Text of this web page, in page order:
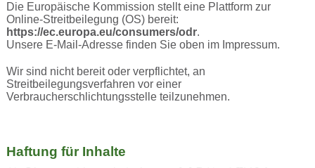
Die Europäische Kommission stellt eine Plattform zur
Online-Streitbeilegung (OS) bereit:
https://ec.europa.eu/consumers/odr.
Unsere E-Mail-Adresse finden Sie oben im Impressum.
Wir sind nicht bereit oder verpflichtet, an
Streitbeilegungsverfahren vor einer
Verbraucherschlichtungsstelle teilzunehmen.
Haftung für Inhalte